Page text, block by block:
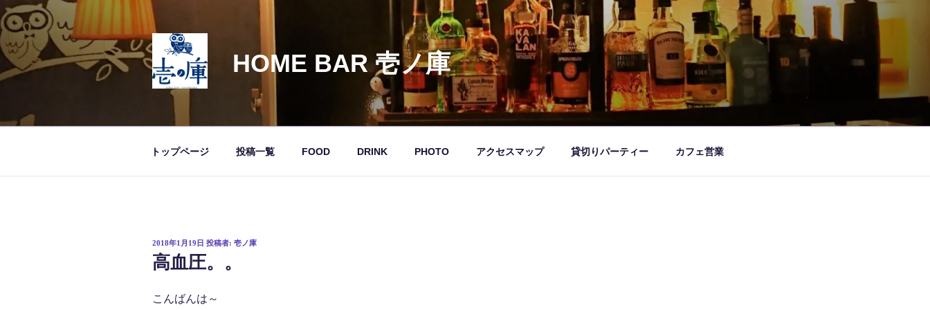
コ
ン
テ
ン
ツ
キ
HOME BAR 壱ノ庫
トップページ 投稿一覧 FOOD DRINK PHOTO アクセスマップ 貸切りパーティー カフェ営業
投
稿
日:
2018年1月19日 投稿者: 壱ノ庫
高血圧。。
こんばんは～